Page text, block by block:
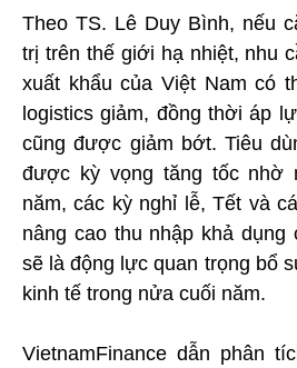
Theo TS. Lê Duy Bình, nếu
trị trên thế giới hạ nhiệt, nhu
xuất khẩu của Việt Nam có
logistics giảm, đồng thời áp
cũng được giảm bớt. Tiêu
được kỳ vọng tăng tốc nhờ
năm, các kỳ nghỉ lễ, Tết và
nâng cao thu nhập khả
sẽ là động lực quan trọng bổ
kinh tế trong nửa cuối năm.
VietnamFinance dẫn phân